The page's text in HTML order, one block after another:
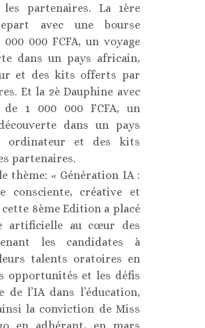
partenaires. La 1ère
avec une bourse
000 000 FCFA, un voyage
dans un pays africain,
et des kits offerts par
Et la 2è Dauphine avec
de 1 000 000 FCFA, un
dans un pays
ordinateur et des kits
partenaires.
thème: « Génération IA :
consciente, créative et
cette 8ème Edition a placé
artificielle au cœur des
les candidates à
talents oratoires en
opportunités et les défis
de l’IA dans l’éducation,
la conviction de Miss
en adhérant, en mars